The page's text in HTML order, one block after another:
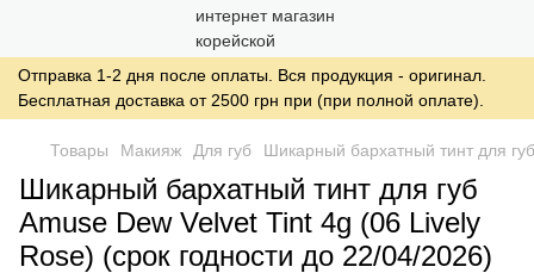
Отправка 1-2 дня после оплаты. Вся продукция - оригинал.
Бесплатная доставка от 2500 грн при (при полной оплате).
Товары Макияж Для губ Шикарный бархатный тинт для
Шикарный бархатный тинт для губ
Amuse Dew Velvet Tint 4g (06 Lively
Rose) (срок годности до 22/04/2026)